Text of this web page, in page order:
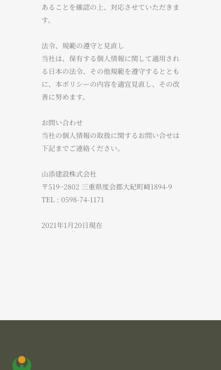
あることを確認の上、対応させていただきま
す。
法令、規範の遵守と見直し
当社は、保有する個人情報に関して適用され
る日本の法令、その他規範を遵守するととも
に、本ポリシーの内容を適宜見直し、その改
善に努めます。
お問い合わせ
当社の個人情報の取扱に関するお問い合せは
下記までご連絡ください。
​山添建設株式会社
​〒519−2802 三重県度会郡大紀町崎1894-9
TEL : 0598-74-1171
2021年1月20日現在